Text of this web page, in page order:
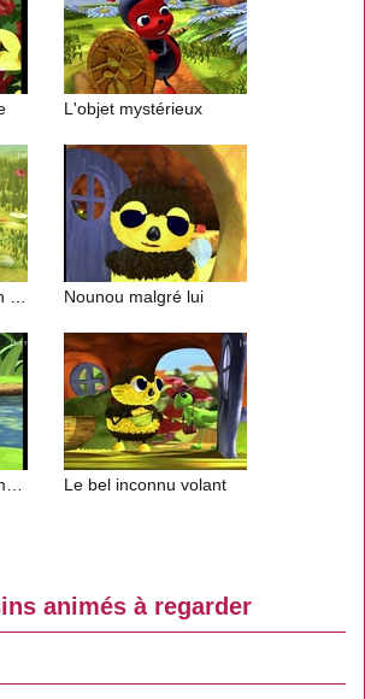
L'objet mystérieux
Nounou malgré lui
Le bel inconnu volant
animés à regarder